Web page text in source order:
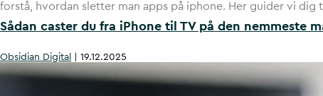
forstå, hvordan sletter man apps på iphone. Her guider vi
Sådan caster du fra iPhone til TV på den nemmeste
Obsidian Digital 19.12.2025